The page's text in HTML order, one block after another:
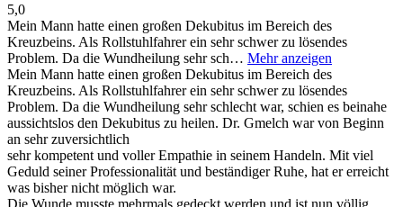
5,0
Mein Mann hatte einen großen Dekubitus im Bereich des
Kreuzbeins. Als Rollstuhlfahrer ein sehr schwer zu lösendes
Problem. Da die Wundheilung sehr sch… Mehr anzeigen
Mein Mann hatte einen großen Dekubitus im Bereich des
Kreuzbeins. Als Rollstuhlfahrer ein sehr schwer zu lösendes
Problem. Da die Wundheilung sehr schlecht war, schien es beinahe
aussichtslos den Dekubitus zu heilen. Dr. Gmelch war von Beginn
an sehr zuversichtlich
sehr kompetent und voller Empathie in seinem Handeln. Mit viel
Geduld seiner Professionalität und beständiger Ruhe, hat er erreicht
was bisher nicht möglich war.
Die Wunde musste mehrmals gedeckt werden und ist nun völlig